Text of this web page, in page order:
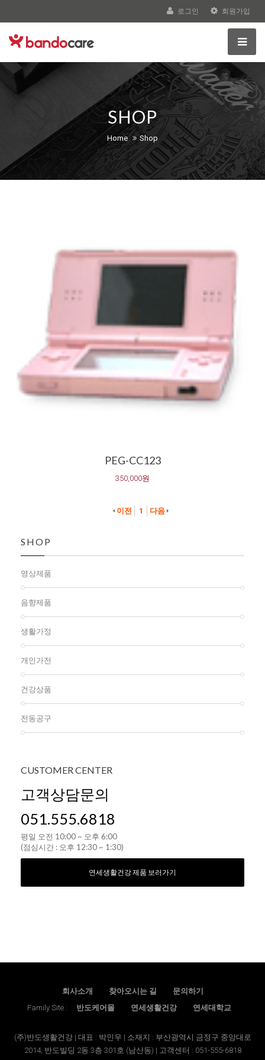
로그인 회원가입
SHOP
Home Shop
PEG-CC123
350,000원
이전 1 다음
SHOP
영상제품
음향제품
생활가정
개인가전
건강상품
전동공구
CUSTOMERCENTER
고객상담문의
051.555.6818
평일 오전 10:00 ~ 오후 6:00
(점심시간 : 오후 12:30 ~ 1:30)
연세생활건강 제품 보러가기
회사소개 찾아오시는 길
문의하기
Family Site :
반도케어몰 연세생활건강 연세대학교
(주)반도생활건강 | 대표 : 박인우 | 소재지 : 부산광역시 금정구 중앙대로
2014, 반도빌딩 2동 3층 301호 (남산동) | 고객센터 : 051-555-6818